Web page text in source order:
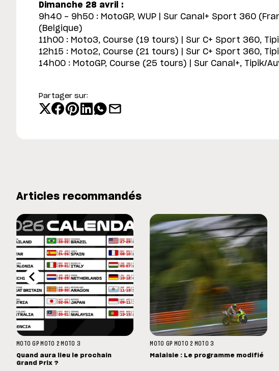
Dimanche 28 avril :
9h40 - 9h50 : MotoGP, WUP | Sur Canal+ Sport 360
(Belgique)
11h00 : Moto3, Course (19 tours) | Sur C+ Sport 360,
12h15 : Moto2, Course (21 tours) | Sur C+ Sport 360,
14h00 : MotoGP, Course (25 tours) | Sur Canal+, Tipik/
Partager sur:
Articles recommandés
MOTO GP MOTO 2 MOTO 3
Quand aura lieu le prochain
Grand Prix ?
MOTO GP MOTO 2 MOTO 3
Malaisie : Le programme modifié